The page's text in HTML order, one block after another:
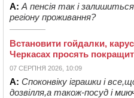
А: А пенсія так і
регіону проживання?
Встановити гойдалки,
Черкасах просять
07 СЕРПНЯ 2026, 10:09
А: Споконвіку іграшки і
дозвілля,а також-посуд і